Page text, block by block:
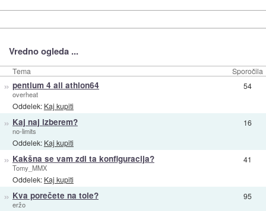
Vredno ogleda ...
Tema Sporočila
» pentium 4 ali athlon64
overheat
Oddelek: Kaj kupiti
54
» Kaj naj izberem?
no-limits
Oddelek: Kaj kupiti
16
» Kakšna se vam zdi ta konfiguracija?
Tomy_MMX
Oddelek: Kaj kupiti
41
» Kva porečete na tole?
eržo
95